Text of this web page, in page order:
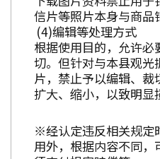
信片等照片本身与商品
编辑等处理方式
根据使用目的，允许
切。但针对与本县观光
片，禁止予以编辑、
扩大、缩小，以致明显
※经认定违反相关规定
用外，根据内容不同